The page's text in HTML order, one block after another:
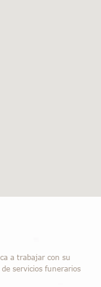
a trabajar con su
servicios funerarios